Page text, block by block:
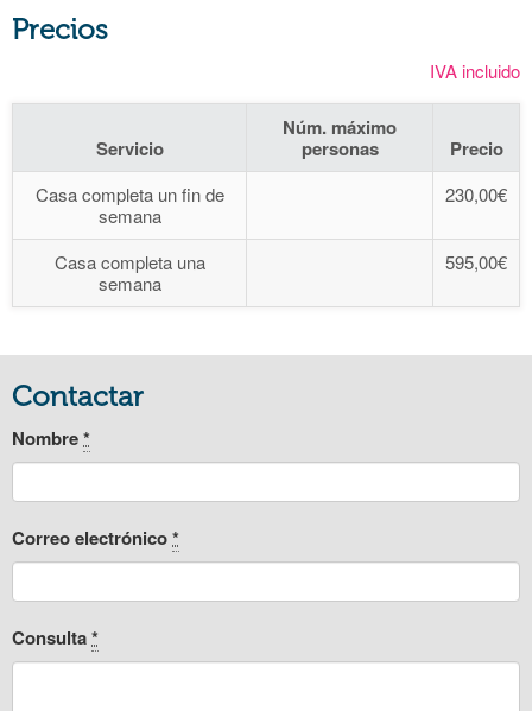
Precios
IVA incluido
Servicio
Núm. máximo
personas
Precio
Casa completa un fin de
semana
230,00€
Casa completa una
semana
595,00€
Contactar
Nombre*
Correo electrónico*
Consulta*